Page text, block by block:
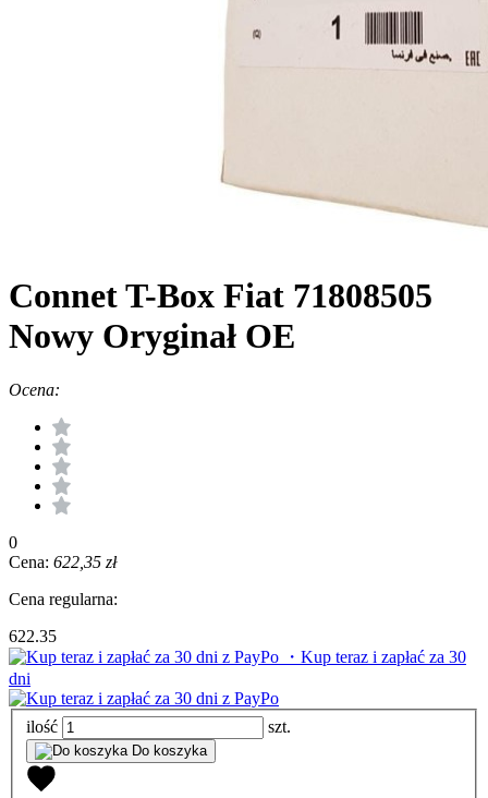
Connet T-Box Fiat 71808505
Nowy Oryginał OE
Ocena:
0
Cena: 622,35 zł
Cena regularna:
622.35
・Kup teraz i zapłać za 30
dni
ilość szt.
Do koszyka